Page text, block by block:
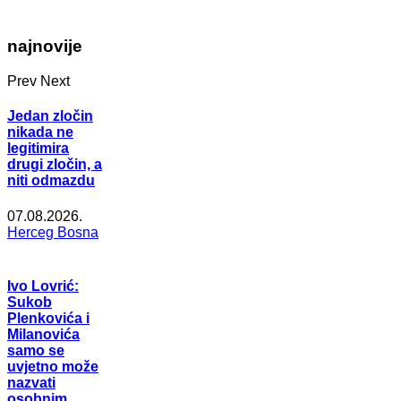
najnovije
Prev Next
Jedan zločin
nikada ne
legitimira
drugi zločin, a
niti odmazdu
07.08.2026.
Herceg Bosna
Ivo Lovrić:
Sukob
Plenkovića i
Milanovića
samo se
uvjetno može
nazvati